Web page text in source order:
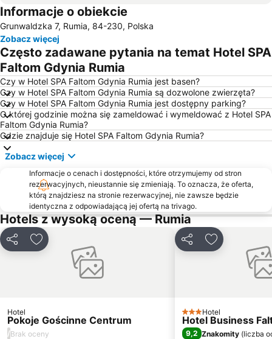
Oliwa
Molo Gdańsk Brzeźno
Plaża Chałupy
Plaża Orłowo
PGE Arena
Plaża nad pełnym morzem
Plaża Stogi
Plaża Chłapowo
Plaża Jurata
Plaża Sobieszewo
Plaża Władysławowo
Dworzec PKP
Jastarnia plaża nad otwartym morzem
Plaża Mechelinki
Przymorze
Dolny Sopot - Centrum
Cetniewo
Open'er Festival
Plaża Kuźnica
Stocznia Gdańsk
Opera Leśna
Śródmieście
Plaża Białogóra
Wrzeszcz Górny
Skwer Kościuszki
Sopot Południe
Port Gdynia
Aleja Gwiazd Sportu
Śródmieście
Koszałkowo - Wieżyca
Informacje o obiekcie
Grunwaldzka 7, Rumia, 84-230, Polska
Zobacz więcej
Często zadawane pytania na temat Hotel SPA
Faltom Gdynia Rumia
Czy w Hotel SPA Faltom Gdynia Rumia jest basen?
Czy w Hotel SPA Faltom Gdynia Rumia są dozwolone zwierzęta?
Czy w Hotel SPA Faltom Gdynia Rumia jest dostępny parking?
O której godzinie można się zameldować i wymeldować z Hotel SPA
Faltom Gdynia Rumia?
Gdzie znajduje się Hotel SPA Faltom Gdynia Rumia?
Zobacz więcej
Informacje o cenach i dostępności, które otrzymujemy od stron
rezerwacyjnych, nieustannie się zmieniają. To oznacza, że oferta,
którą znajdziesz na stronie rezerwacyjnej, nie zawsze będzie
identyczna z odpowiadającą jej ofertą na trivago.
Hotels z wysoką oceną — Rumia
UdostępnijDodaj do ulubionych
Hotel
Pokoje Gościnne Centrum
/Brak oceny
UdostępnijDodaj do
3 Kategoria
Hotel
Hotel Business
9,2 Znakomity (liczba